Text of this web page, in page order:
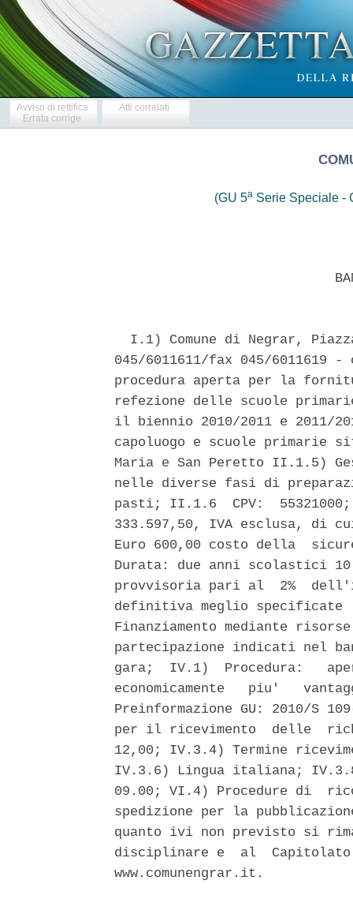
Avviso di rettifica
Errata corrige
Atti correlati
(GU 5a Serie Speciale -
I.1) Comune di Negrar,
045/6011611/fax 045/6011619
procedura aperta per la
refezione delle scuole
il biennio 2010/2011 e 2011/
capoluogo e scuole
Maria e San Peretto II.1.5)
nelle diverse fasi di
pasti; II.1.6  CPV:
333.597,50, IVA esclusa, di
Euro 600,00 costo della
Durata: due anni scolastici
provvisoria pari al  2%
definitiva meglio
Finanziamento mediante
partecipazione indicati nel
gara;  IV.1)  Procedura:
economicamente   piu'
Preinformazione GU: 2010/S
per il ricevimento  delle
12,00; IV.3.4) Termine
IV.3.6) Lingua italiana;
09.00; VI.4) Procedure di
spedizione per la
quanto ivi non previsto si
disciplinare e  al
www.comunengrar.it.